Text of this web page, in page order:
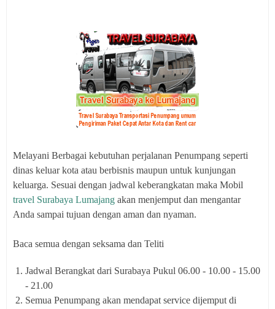
Melayani Berbagai kebutuhan perjalanan Penumpang seperti
dinas keluar kota atau berbisnis maupun untuk kunjungan
keluarga. Sesuai dengan jadwal keberangkatan maka Mobil
travel Surabaya Lumajang akan menjemput dan mengantar
Anda sampai tujuan dengan aman dan nyaman.
Baca semua dengan seksama dan Teliti
Jadwal Berangkat dari Surabaya Pukul 06.00 - 10.00 - 15.00
- 21.00
Semua Penumpang akan mendapat service dijemput di